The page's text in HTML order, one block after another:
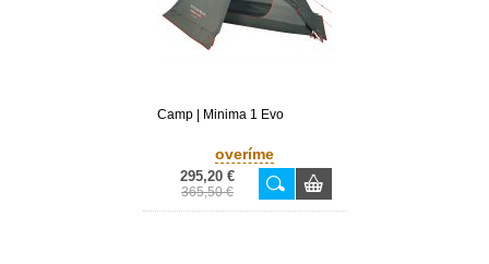
Camp | Minima 1 Evo
overíme
295,20 €
365,50 €